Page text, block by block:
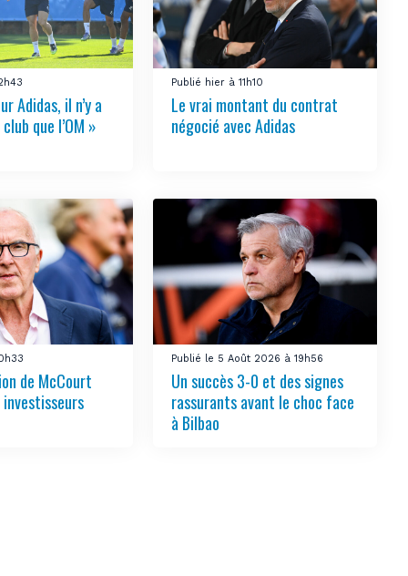
Adidas, il n’y a
que l’OM »
Publié hier à 11h10
Le vrai montant du contrat
négocié avec Adidas
de McCourt
Publié le 5 Août 2026 à 19h56
Un succès 3-0 et des signes
rassurants avant le choc face
à Bilbao